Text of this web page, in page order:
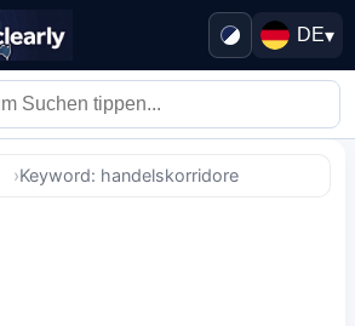
DE▾
Keyword: handelskorridore